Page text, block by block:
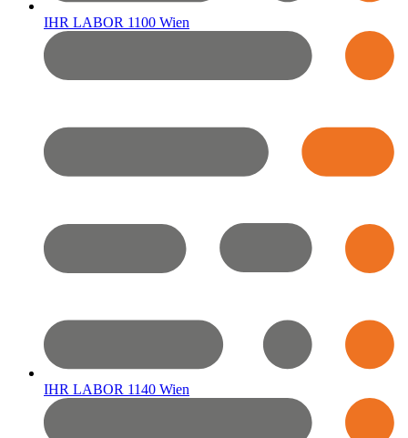
IHR LABOR 1100 Wien
IHR LABOR 1140 Wien